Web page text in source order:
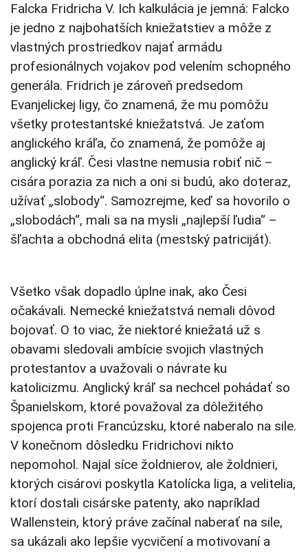
Falcka Fridricha V. Ich kalkulácia je jemná: Falcko
je jedno z najbohatších kniežatstiev a môže z
vlastných prostriedkov najať armádu
profesionálnych vojakov pod velením schopného
generála. Fridrich je zároveň predsedom
Evanjelickej ligy, čo znamená, že mu pomôžu
všetky protestantské kniežatstvá. Je zaťom
anglického kráľa, čo znamená, že pomôže aj
anglický kráľ. Česi vlastne nemusia robiť nič –
cisára porazia za nich a oni si budú, ako doteraz,
užívať „slobody“. Samozrejme, keď sa hovorilo o
„slobodách“, mali sa na mysli „najlepší ľudia“ –
šľachta a obchodná elita (mestský patriciját).
Všetko však dopadlo úplne inak, ako Česi
očakávali. Nemecké kniežatstvá nemali dôvod
bojovať. O to viac, že niektoré kniežatá už s
obavami sledovali ambície svojich vlastných
protestantov a uvažovali o návrate ku
katolicizmu. Anglický kráľ sa nechcel pohádať so
Španielskom, ktoré považoval za dôležitého
spojenca proti Francúzsku, ktoré naberalo na sile.
V konečnom dôsledku Fridrichovi nikto
nepomohol. Najal síce žoldnierov, ale žoldnieri,
ktorých cisárovi poskytla Katolícka liga, a velitelia,
ktorí dostali cisárske patenty, ako napríklad
Wallenstein, ktorý práve začínal naberať na sile,
sa ukázali ako lepšie vycvičení a motivovaní a